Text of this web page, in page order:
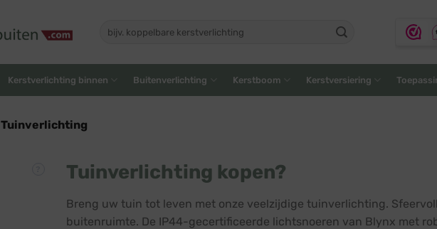
naar:
Kerstverlichting binnen Buitenverlichting Kerstboom Kerstversiering
Tuinverlichting
Tuinverlichting kopen?
Breng uw tuin tot leven met onze veelzijdige tuinverlichting.
buitenruimte. De IP44-gecertificeerde lichtsnoeren van Blynx met